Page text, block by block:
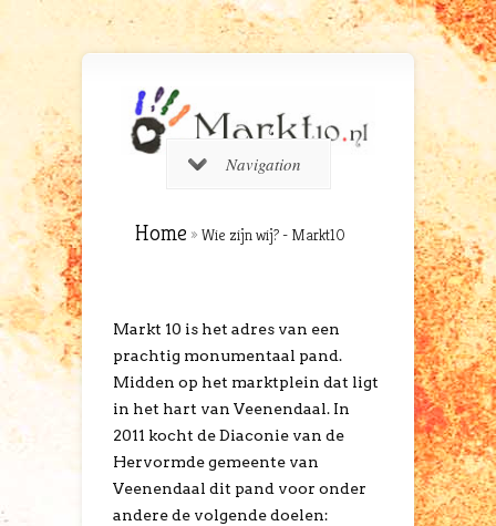
Navigation
Home » Wie zijn wij? - Markt10
Markt 10 is het adres van een
prachtig monumentaal pand.
Midden op het marktplein dat ligt
in het hart van Veenendaal. In
2011 kocht de Diaconie van de
Hervormde gemeente van
Veenendaal dit pand voor onder
andere de volgende doelen: